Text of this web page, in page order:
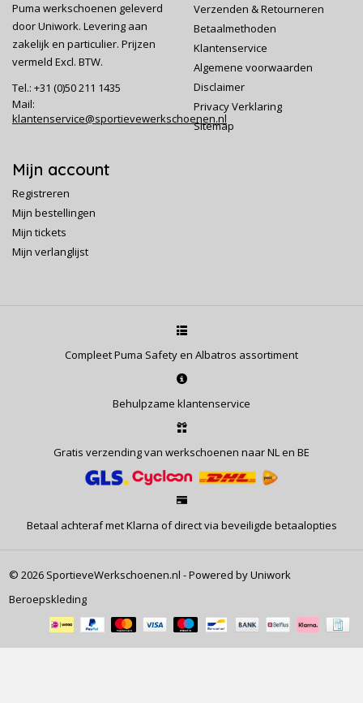
Puma werkschoenen geleverd
door Uniwork. Levering aan
zakelijk en particulier. Prijzen
vermeld Excl. BTW.
Tel.: +31 (0)50 211 1435
Mail:
klantenservice@sportievewerkschoenen.nl
Verzenden & Retourneren
Betaalmethoden
Klantenservice
Algemene voorwaarden
Disclaimer
Privacy Verklaring
Sitemap
Mijn account
Registreren
Mijn bestellingen
Mijn tickets
Mijn verlanglijst
Compleet Puma Safety en Albatros assortiment
Behulpzame klantenservice
Gratis verzending van werkschoenen naar NL en BE
Betaal achteraf met Klarna of direct via beveiligde betaalopties
© 2026 SportieveWerkschoenen.nl - Powered by Uniwork
Beroepskleding